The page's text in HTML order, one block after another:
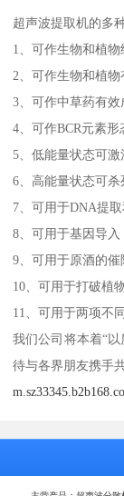
超声波提取机的多
1、可作生物和植物
2、可作生物和植物
3、可作中草药有效
4、可作BCR元素形
5、低能量状态可激
6、高能量状态可杀
7、可用于DNA提取
8、可用于基因导入
9、可用于原酒的催
10、可用于打破植
11、可用于两项不
我们公司将本着“
待与各界朋友携手